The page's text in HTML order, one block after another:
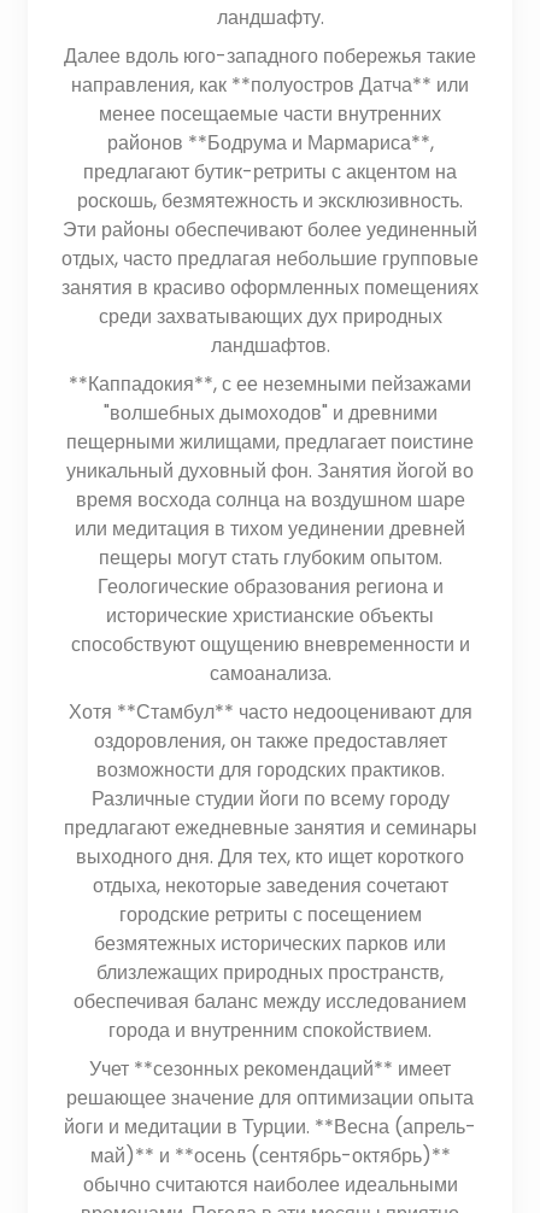
ландшафту.
Далее вдоль юго-западного побережья такие
направления, как **полуостров Датча** или
менее посещаемые части внутренних
районов **Бодрума и Мармариса**,
предлагают бутик-ретриты с акцентом на
роскошь, безмятежность и эксклюзивность.
Эти районы обеспечивают более уединенный
отдых, часто предлагая небольшие групповые
занятия в красиво оформленных помещениях
среди захватывающих дух природных
ландшафтов.
**Каппадокия**, с ее неземными пейзажами
"волшебных дымоходов" и древними
пещерными жилищами, предлагает поистине
уникальный духовный фон. Занятия йогой во
время восхода солнца на воздушном шаре
или медитация в тихом уединении древней
пещеры могут стать глубоким опытом.
Геологические образования региона и
исторические христианские объекты
способствуют ощущению вневременности и
самоанализа.
Хотя **Стамбул** часто недооценивают для
оздоровления, он также предоставляет
возможности для городских практиков.
Различные студии йоги по всему городу
предлагают ежедневные занятия и семинары
выходного дня. Для тех, кто ищет короткого
отдыха, некоторые заведения сочетают
городские ретриты с посещением
безмятежных исторических парков или
близлежащих природных пространств,
обеспечивая баланс между исследованием
города и внутренним спокойствием.
Учет **сезонных рекомендаций** имеет
решающее значение для оптимизации опыта
йоги и медитации в Турции. **Весна (апрель-
май)** и **осень (сентябрь-октябрь)**
обычно считаются наиболее идеальными